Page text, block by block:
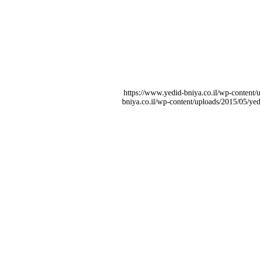
https://www.yedid-bniya.co.il/wp-content/
bniya.co.il/wp-content/uploads/2015/05/